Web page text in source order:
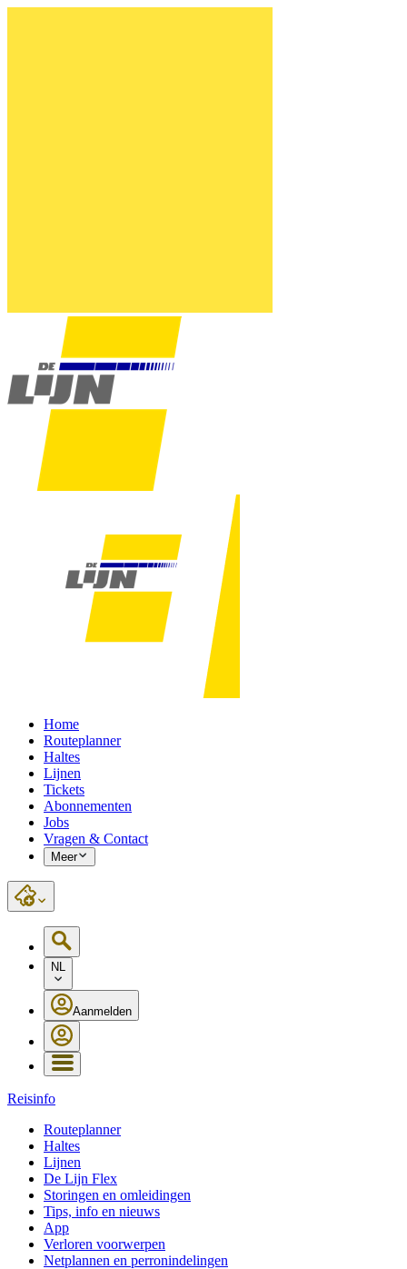
Home
Routeplanner
Haltes
Lijnen
Tickets
Abonnementen
Jobs
Vragen & Contact
Meer
NL
Aanmelden
Reisinfo
Routeplanner
Haltes
Lijnen
De Lijn Flex
Storingen en omleidingen
Tips, info en nieuws
App
Verloren voorwerpen
Netplannen en perronindelingen